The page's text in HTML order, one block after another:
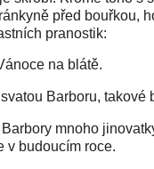
před bouřkou,
pranostik:
na blátě.
Barboru, takové
mnoho
v budoucím roce.